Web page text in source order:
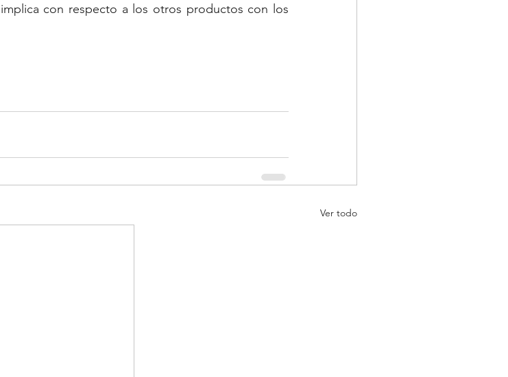
con respecto a los otros productos con los
Ver todo